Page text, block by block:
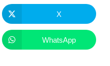
X
WhatsApp